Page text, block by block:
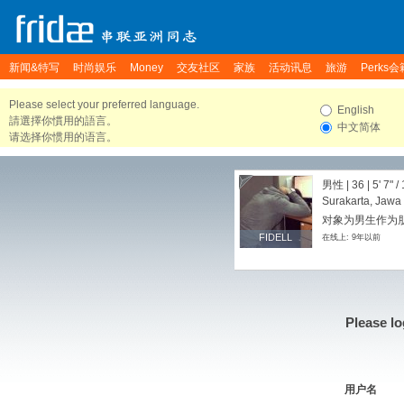
新闻&特写 时尚娱乐 Money 交友社区 家族 活动讯息 旅游 Perks会
Please select your preferred language.
請選擇你慣用的語言。
请选择你惯用的语言。
English
中文简体
FIDELL
FIDELL
男性 | 36 | 5' 7" /
Surakarta,
对象为男生作为
在线上: 9年以前
Please
用户名